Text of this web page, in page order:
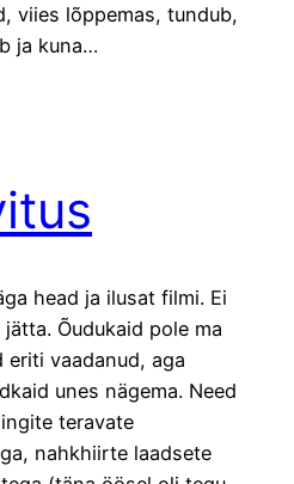
viies lõppemas, tundub,
ja kuna…
head ja ilusat filmi. Ei
Õudukaid pole ma
eriti vaadanud, aga
unes nägema. Need
teravate
nahkhiirte laadsete